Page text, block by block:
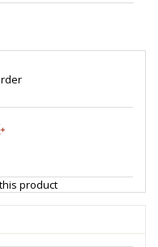
product